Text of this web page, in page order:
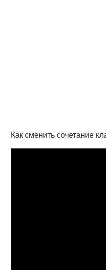
Как сменить сочетание